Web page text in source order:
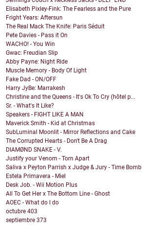
Elisabeth Pixley-Fink: The Fearless and the Pure
Fright Years: Aftersun
The Real Mack The Knife: Paris Séduit
Pete Davies - Pass it On
WACHO! - You Win
Gwac: Freudian Slip
Abby Payne: Night Ride
Muscle Memory - Body Of Light
Fake Dad - ON/OFF
Harry JyBe: Marrakesh
Christine and the Queens - It's Ok To Cry (hôtel p...
Sr. - What's It Like?
Speakers - FIGHT LIKE A MAN
Maverick Smith - Kid at Christmas
SubLuminal Moonlit - Mirror Reflections and Cake
The Corrupted Hearts - Don't Be A Drag
DIAMØND SNAKE - V.
Justify your Venom - Torn Apart
Saliva x Peyton Parrish x Judge & Jury - Time Bomb
Estela Primavera - Miel
Desk Job. - Wii Motion Plus
All To Get Her x The Bottom Line - Ghost
AOEC - What do I do
octubre 403
septiembre 373